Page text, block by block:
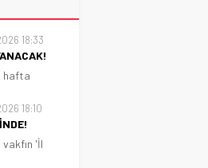
18:33
hafta
18:10
'İl